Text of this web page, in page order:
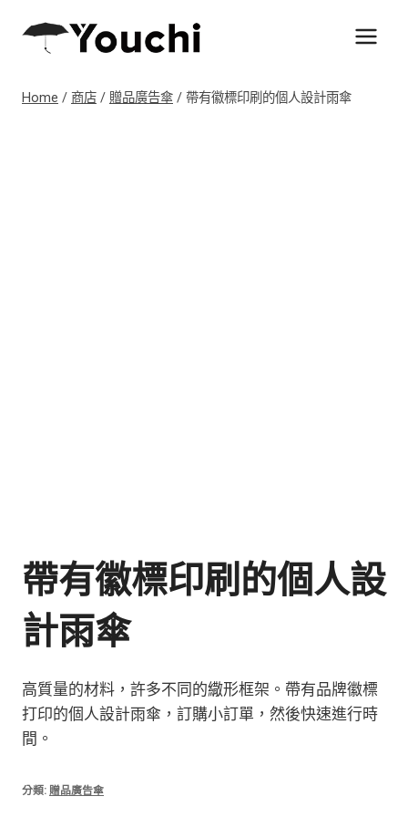
Home / 商店 / 贈品廣告傘 / 帶有徽標印刷的個人設計雨傘
帶有徽標印刷的個人設
計雨傘
高質量的材料，許多不同的繖形框架。帶有品牌徽標
打印的個人設計雨傘，訂購小訂單，然後快速進行時
間。
分類: 贈品廣告傘